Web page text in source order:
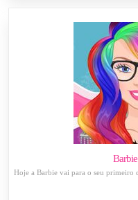
Hoje a Barbie vai para o seu primeiro